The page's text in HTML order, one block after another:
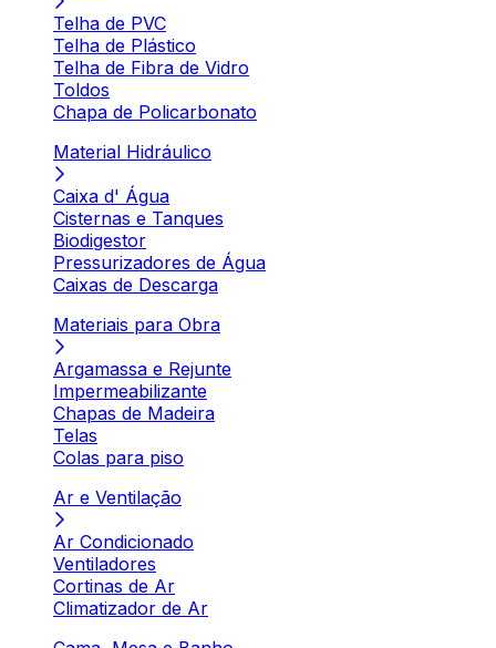
Telha de PVC
Telha de Plástico
Telha de Fibra de Vidro
Toldos
Chapa de Policarbonato
Material Hidráulico
Caixa d' Água
Cisternas e Tanques
Biodigestor
Pressurizadores de Água
Caixas de Descarga
Materiais para Obra
Argamassa e Rejunte
Impermeabilizante
Chapas de Madeira
Telas
Colas para piso
Ar e Ventilação
Ar Condicionado
Ventiladores
Cortinas de Ar
Climatizador de Ar